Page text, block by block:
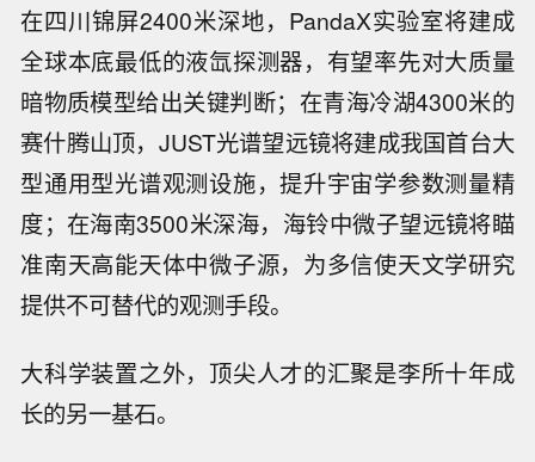
在四川锦屏2400米深地，PandaX实验室将建成
全球本底最低的液氙探测器，有望率先对大质量
暗物质模型给出关键判断；在青海冷湖4300米的
赛什腾山顶，JUST光谱望远镜将建成我国首台大
型通用型光谱观测设施，提升宇宙学参数测量精
度；在海南3500米深海，海铃中微子望远镜将瞄
准南天高能天体中微子源，为多信使天文学研究
提供不可替代的观测手段。
大科学装置之外，顶尖人才的汇聚是李所十年成
长的另一基石。